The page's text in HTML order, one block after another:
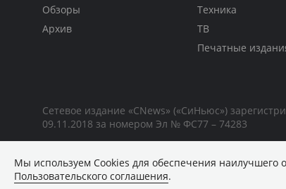
Обзоры
Архив
Техника
ТВ
Печатные
Сетевое издание «CNews» («СиНьюс»)
09.11.2018 за номером Эл № ФС77 – 74283
Мы используем Сookies для обеспечения наилучшего
Пользовательского соглашения.